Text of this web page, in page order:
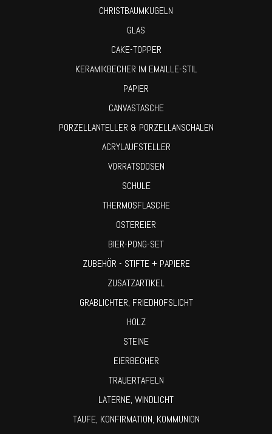
CHRISTBAUMKUGELN
GLAS
CAKE-TOPPER
KERAMIKBECHER IM EMAILLE-STIL
PAPIER
CANVASTASCHE
PORZELLANTELLER & PORZELLANSCHALEN
ACRYLAUFSTELLER
VORRATSDOSEN
SCHULE
THERMOSFLASCHE
OSTEREIER
BIER-PONG-SET
ZUBEHÖR - STIFTE + PAPIERE
ZUSATZARTIKEL
GRABLICHTER, FRIEDHOFSLICHT
HOLZ
STEINE
EIERBECHER
TRAUERTAFELN
LATERNE, WINDLICHT
TAUFE, KONFIRMATION, KOMMUNION